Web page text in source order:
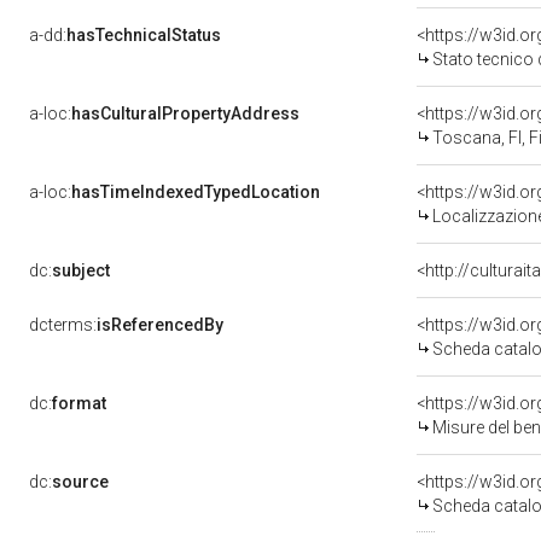
a-dd:hasTechnicalStatus
<https://
Stato tecnico
a-loc:hasCulturalPropertyAddress
<https://
Toscana, FI,
a-loc:hasTimeIndexedTypedLocation
<https://
dc:subject <http://
dcterms:isReferencedBy
<https://
Scheda
dc:format
<https://
Misure del
dc:source
<https://
Scheda